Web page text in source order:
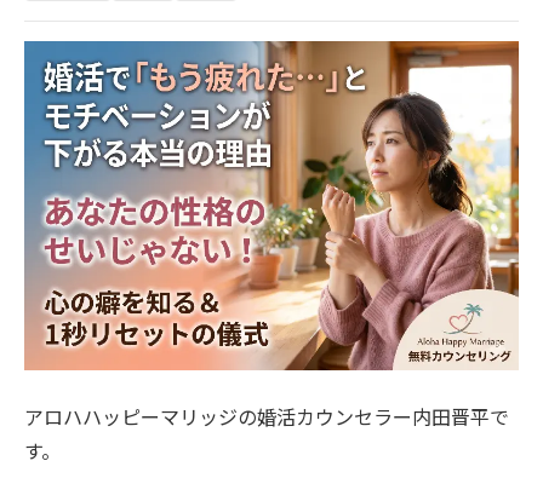
アロハハッピーマリッジの婚活カウンセラー内田晋平で
す。